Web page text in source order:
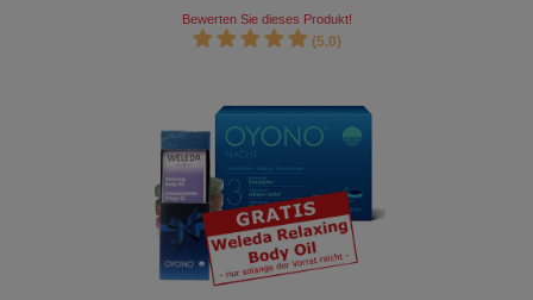
Bewerten Sie dieses Produkt!
(5.0)